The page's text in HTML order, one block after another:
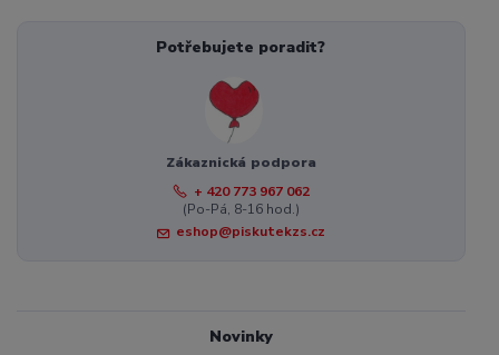
Potřebujete poradit?
Zákaznická podpora
+ 420 773 967 062
(Po-Pá, 8-16 hod.)
eshop@piskutekzs.cz
Novinky